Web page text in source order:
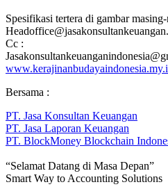
Spesifikasi tertera di gambar
Cc :
Bersama :
PT. Jasa Konsultan Keuangan
PT. Jasa Laporan Keuangan
PT. BlockMoney Blockchain
“Selamat Datang di Masa Depan”
Smart Way to Accounting Solutions